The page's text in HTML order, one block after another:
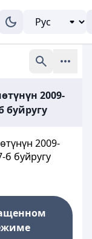
2009-
2009-
буйругу